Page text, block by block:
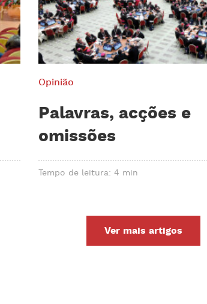
Opinião
Palavras, acções e
omissões
Tempo de leitura: 4 min
Ver mais artigos